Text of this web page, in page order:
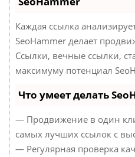
Каждая ссылка
SeoHammer делает
Ссылки, вечные ссылки,
максимуму потенциал
Что умеет делать
— Продвижение в один
самых лучших ссылок с
— Регулярная проверка